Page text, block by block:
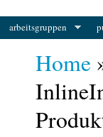
arbeitsgruppen
Home